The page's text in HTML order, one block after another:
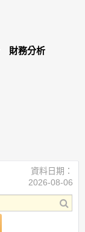
財務分析
資料日期：
2026-08-06